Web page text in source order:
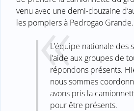
venu avec une demi-douzaine
les pompiers à Pedrogao Grande.
L’équipe nationale des
l’aide aux groupes de
répondons présents.
nous sommes
avons pris la
pour être présents.